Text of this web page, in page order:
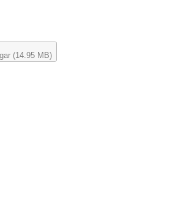
(14.95 MB)